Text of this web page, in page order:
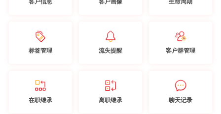
标签管理 流失提醒 客户群管理
在职继承 离职继承 聊天记录